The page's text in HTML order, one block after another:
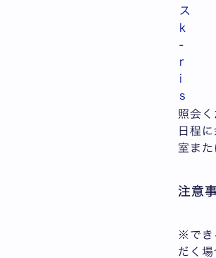
ス
k
-
r
i
s
照会
日程
室また
注意
※でき
だく